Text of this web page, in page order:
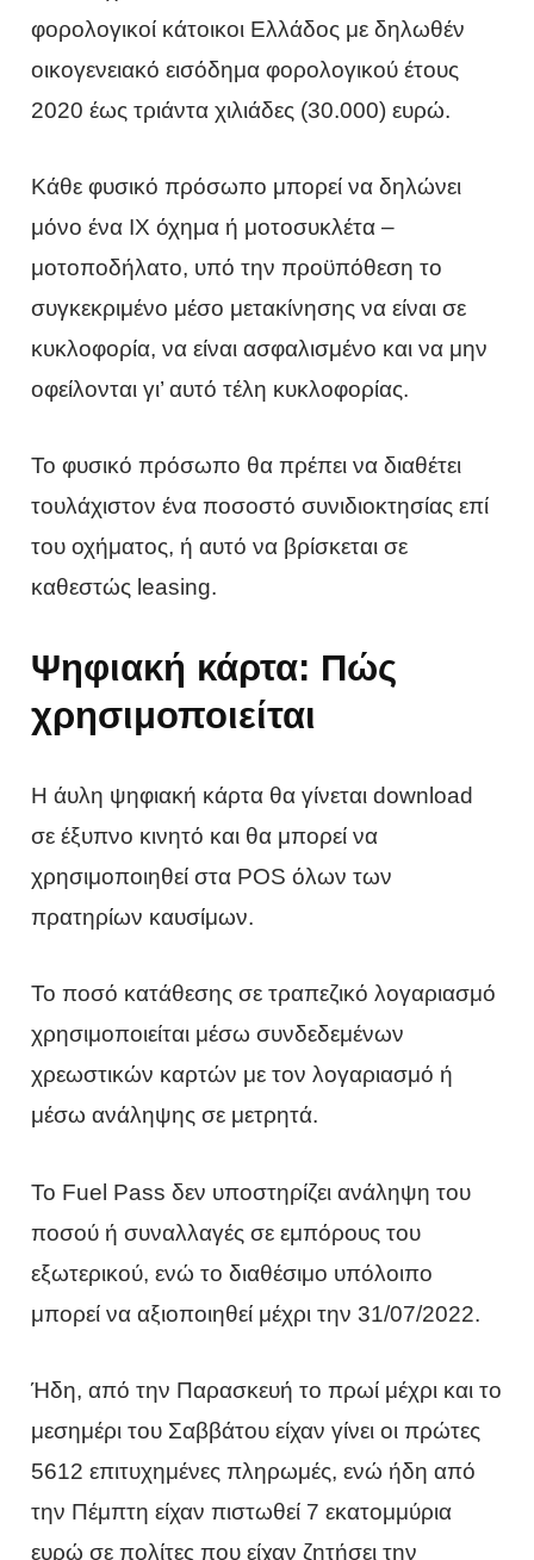
φορολογικοί κάτοικοι Ελλάδος με δηλωθέν
οικογενειακό εισόδημα φορολογικού έτους
2020 έως τριάντα χιλιάδες (30.000) ευρώ.
Κάθε φυσικό πρόσωπο μπορεί να δηλώνει
μόνο ένα ΙΧ όχημα ή μοτοσυκλέτα –
μοτοποδήλατο, υπό την προϋπόθεση το
συγκεκριμένο μέσο μετακίνησης να είναι σε
κυκλοφορία, να είναι ασφαλισμένο και να μην
οφείλονται γι’ αυτό τέλη κυκλοφορίας.
Το φυσικό πρόσωπο θα πρέπει να διαθέτει
τουλάχιστον ένα ποσοστό συνιδιοκτησίας επί
του οχήματος, ή αυτό να βρίσκεται σε
καθεστώς leasing.
Ψηφιακή κάρτα: Πώς
χρησιμοποιείται
Η άυλη ψηφιακή κάρτα θα γίνεται download
σε έξυπνο κινητό και θα μπορεί να
χρησιμοποιηθεί στα POS όλων των
πρατηρίων καυσίμων.
Το ποσό κατάθεσης σε τραπεζικό λογαριασμό
χρησιμοποιείται μέσω συνδεδεμένων
χρεωστικών καρτών με τον λογαριασμό ή
μέσω ανάληψης σε μετρητά.
Το Fuel Pass δεν υποστηρίζει ανάληψη του
ποσού ή συναλλαγές σε εμπόρους του
εξωτερικού, ενώ το διαθέσιμο υπόλοιπο
μπορεί να αξιοποιηθεί μέχρι την 31/07/2022.
Ήδη, από την Παρασκευή το πρωί μέχρι και το
μεσημέρι του Σαββάτου είχαν γίνει οι πρώτες
5612 επιτυχημένες πληρωμές, ενώ ήδη από
την Πέμπτη είχαν πιστωθεί 7 εκατομμύρια
ευρώ σε πολίτες που είχαν ζητήσει την